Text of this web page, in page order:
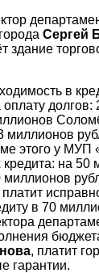
Сергей
здание
в
оплату
миллионов
этого у МУП
на 50
в 70
, платит
гарантии.